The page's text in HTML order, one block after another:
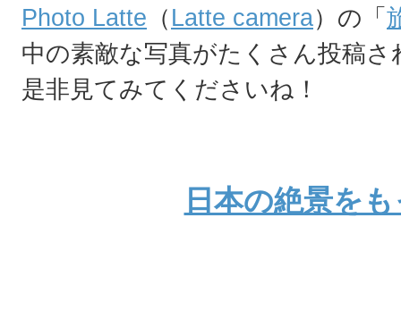
Photo Latte （Latte camera）の「
中の素敵な写真がたくさん投稿さ
是非見てみてくださいね！
日本の絶景を